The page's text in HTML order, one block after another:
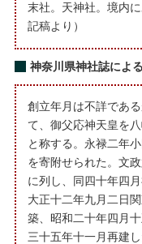
末社。天神社。境内
記稿より）
神奈川県神社誌によ
創立年月は不詳であ
て、御父応神天皇を
と称する。永禄二年
を寄附せられた。文
に列し、同四十年四
大正十二年九月二日
築、昭和二十年四月
三十五年十一月再建